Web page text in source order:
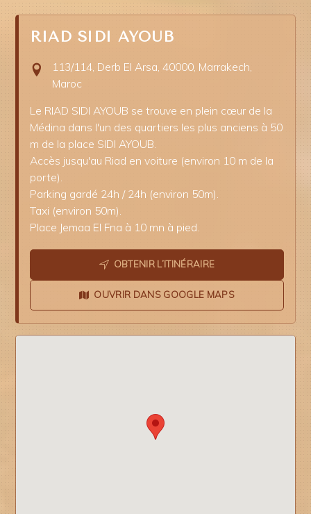
RIAD SIDI AYOUB
113/114, Derb El Arsa, 40000, Marrakech,
Maroc
Le RIAD SIDI AYOUB se trouve en plein cœur de la
Médina dans l'un des quartiers les plus anciens à 50
m de la place SIDI AYOUB.
Accès jusqu'au Riad en voiture (environ 10 m de la
porte).
Parking gardé 24h / 24h (environ 50m).
Taxi (environ 50m).
Place Jemaa El Fna à 10 mn à pied.
OBTENIR L’ITINÉRAIRE
OUVRIR DANS GOOGLE MAPS